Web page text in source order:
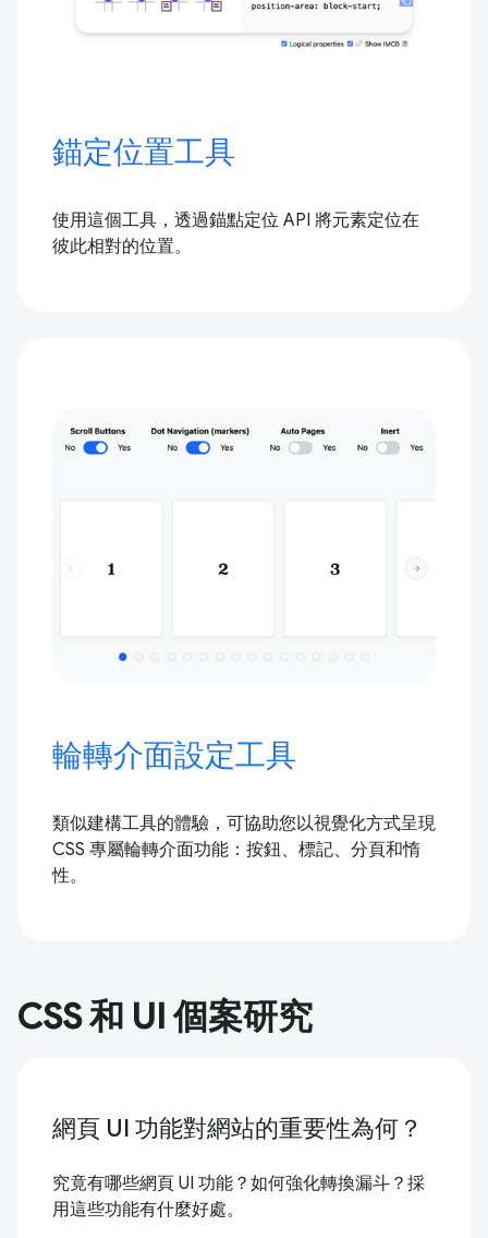
錨定位置工具
使用這個工具，透過錨點定位 API 將元素定位在
彼此相對的位置。
輪轉介面設定工具
類似建構工具的體驗，可協助您以視覺化方式呈現
CSS 專屬輪轉介面功能：按鈕、標記、分頁和惰
性。
CSS 和 UI 個案研究
網頁 UI 功能對網站的重要性為何？
究竟有哪些網頁 UI 功能？如何強化轉換漏斗？採
用這些功能有什麼好處。